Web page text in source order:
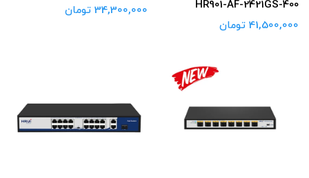
HR901-AF-2421GS-400
41,500,000 تومان
34,300,000 تومان